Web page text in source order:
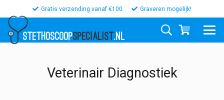
Gratis verzending vanaf €100 Graveren mogelijk!
STETHOSCOOPSPECIALIST.NL
Veterinair Diagnostiek